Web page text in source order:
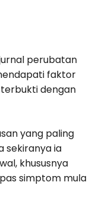
perubatan
faktor
dengan
yang paling
sekiranya ia
khususnya
simptom mula